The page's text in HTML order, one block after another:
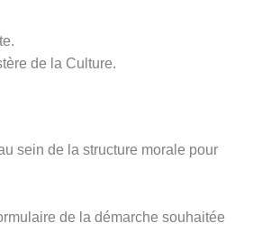
de la Culture.
sein de la structure morale pour
de la démarche souhaitée